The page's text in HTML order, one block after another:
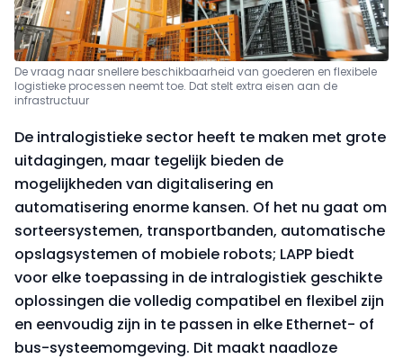
De vraag naar snellere beschikbaarheid van goederen en flexibele
logistieke processen neemt toe. Dat stelt extra eisen aan de
infrastructuur
De intralogistieke sector heeft te maken met grote
uitdagingen, maar tegelijk bieden de
mogelijkheden van digitalisering en
automatisering enorme kansen. Of het nu gaat om
sorteersystemen, transportbanden, automatische
opslagsystemen of mobiele robots; LAPP biedt
voor elke toepassing in de intralogistiek geschikte
oplossingen die volledig compatibel en flexibel zijn
en eenvoudig zijn in te passen in elke Ethernet- of
bus-systeemomgeving. Dit maakt naadloze